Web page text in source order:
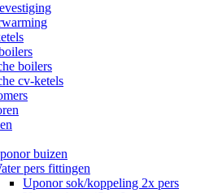
boilers
cv-ketels
buizen
pers fittingen
Uponor sok/koppeling 2x pers